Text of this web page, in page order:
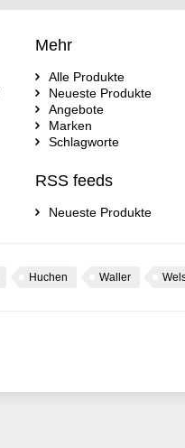
Mehr
Alle Produkte
Neueste Produkte
Angebote
Marken
Schlagworte
RSS feeds
Neueste Produkte
Huchen Waller